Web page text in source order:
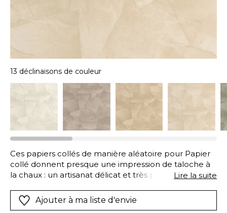
13 déclinaisons de couleur
Ces papiers collés de manière aléatoire pour Papier
collé donnent presque une impression de taloche à
la chaux : un artisanat délicat et très prisé pour sa
pour ce papier-peint si subtil.
Lire la suite
Ajouter à ma liste d'envie